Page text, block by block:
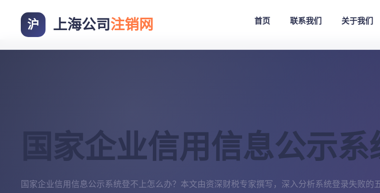
沪 上海公司注销网 首页 联系我们 关于我们
国家企业信用信息公示
国家企业信用信息公示系统登不上怎么办？本文由资深财税专家撰写，深入分析系统登录失败